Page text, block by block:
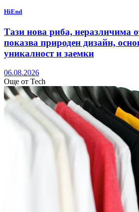
HiEnd
Тази нова риба, неразличима
показва природен дизайн,
уникалност и заемки
06.08.2026
Още от Tech